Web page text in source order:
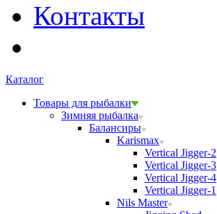
Контакты
Каталог
Товары для рыбалки
Зимняя рыбалка
Балансиры
Karismax
Vertical Jigger-2
Vertical Jigger-3
Vertical Jigger-4
Vertical Jigger-1
Nils Master